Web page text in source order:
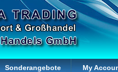
Sonderangebote My